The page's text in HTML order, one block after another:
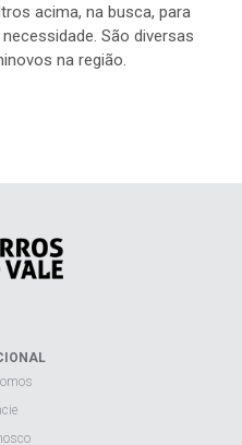
acima, na busca, para
São diversas
na região.